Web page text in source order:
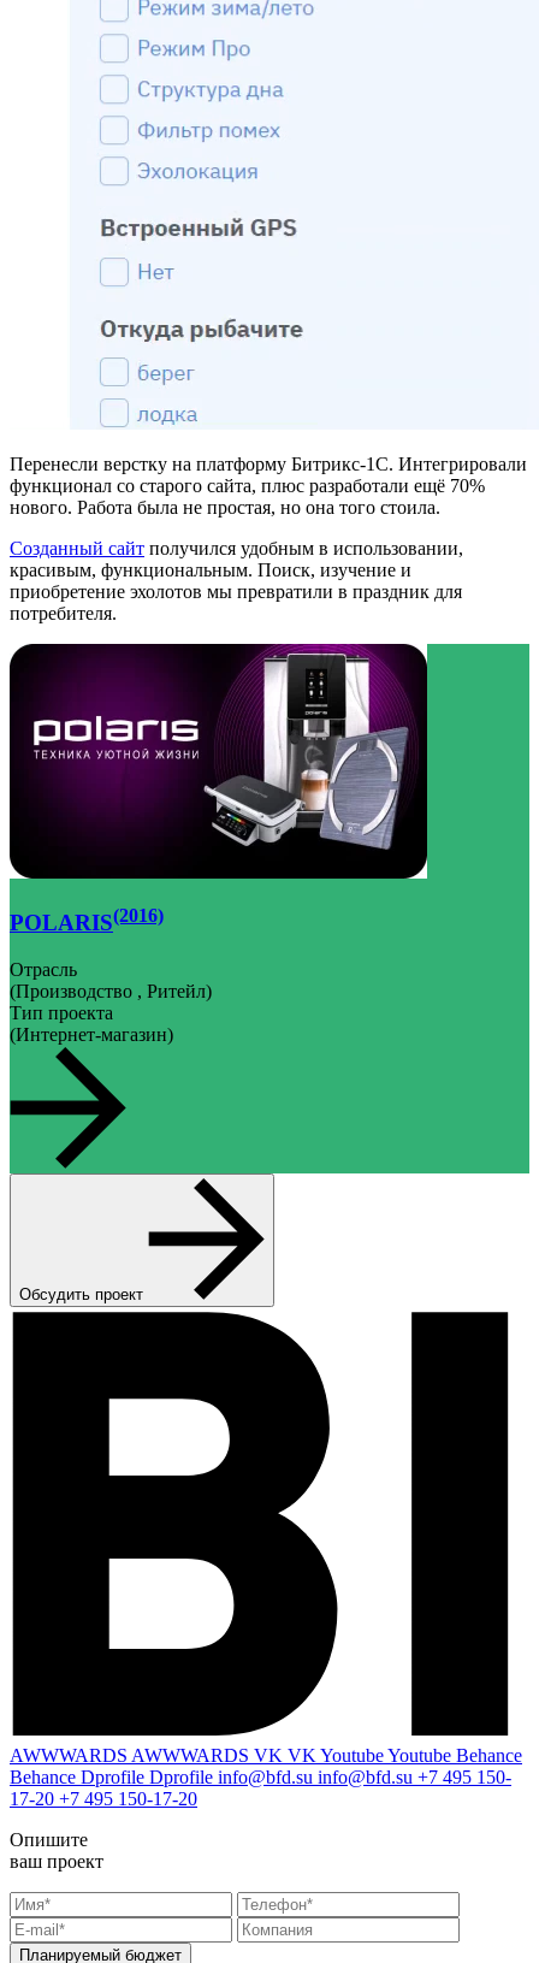
Перенесли верстку на платформу Битрикс-1С. Интегрировали
функционал со старого сайта, плюс разработали ещё 70%
нового. Работа была не простая, но она того стоила.
Созданный сайт получился удобным в использовании,
красивым, функциональным. Поиск, изучение и
приобретение эхолотов мы превратили в праздник для
потребителя.
POLARIS(2016)
Отрасль
(Производство , Ритейл)
Тип проекта
(Интернет-магазин)
Обсудить проект
AWWWARDS AWWWARDS VK VK YoutubeYoutube Behance
Behance Dprofile Dprofile info@bfd.su info@bfd.su +7 495 150-
17-20 +7 495 150-17-20
Опишите
ваш проект
Планируемый бюджет